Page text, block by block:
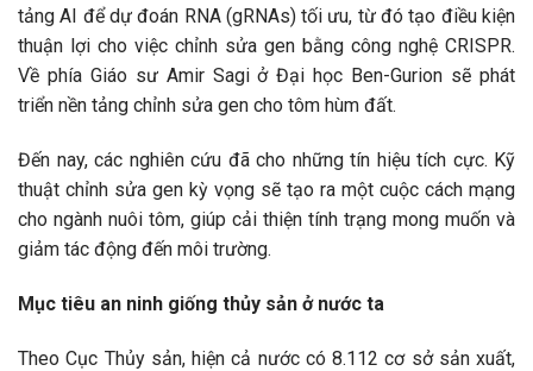
tảng AI để dự đoán RNA (gRNAs) tối ưu, từ đó tạo điều kiện
thuận lợi cho việc chỉnh sửa gen bằng công nghệ CRISPR.
Về phía Giáo sư Amir Sagi ở Đại học Ben-Gurion sẽ phát
triển nền tảng chỉnh sửa gen cho tôm hùm đất.
Đến nay, các nghiên cứu đã cho những tín hiệu tích cực. Kỹ
thuật chỉnh sửa gen kỳ vọng sẽ tạo ra một cuộc cách mạng
cho ngành nuôi tôm, giúp cải thiện tính trạng mong muốn và
giảm tác động đến môi trường.
Mục tiêu an ninh giống thủy sản ở nước ta
Theo Cục Thủy sản, hiện cả nước có 8.112 cơ sở sản xuất,